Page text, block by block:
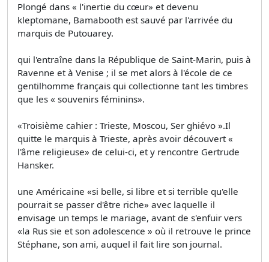
Plongé dans « l'inertie du cœur» et devenu
kleptomane, Bamabooth est sauvé par l'arrivée du
marquis de Putouarey.
qui l'entraîne dans la République de Saint-Marin, puis à
Ravenne et à Venise ; il se met alors à l'école de ce
gentilhomme français qui collectionne tant les timbres
que les « souvenirs féminins».
«Troisième cahier : Trieste, Moscou, Ser­ ghiévo ».Il
quitte le marquis à Trieste, après avoir découvert «
l'âme religieuse» de celui-ci, et y rencontre Gertrude
Hansker.
une Américaine «si belle, si libre et si terrible qu'elle
pourrait se passer d'être riche» avec laquelle il
envisage un temps le mariage, avant de s'enfuir vers
«la Rus­ sie et son adolescence » où il retrouve le prince
Stéphane, son ami, auquel il fait lire son journal.